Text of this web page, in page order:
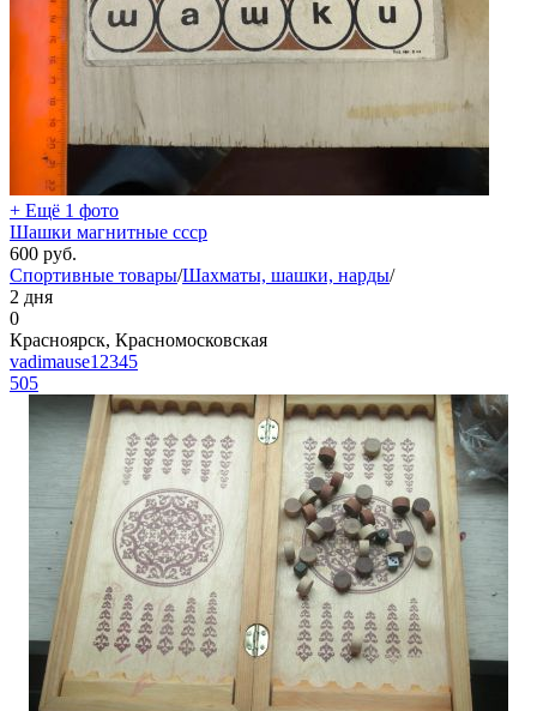
+ Ещё 1 фото
Шашки магнитные ссср
600 руб.
Спортивные товары/Шахматы, шашки, нарды/
2 дня
0
Красноярск, Красномосковская
vadimause12345
505